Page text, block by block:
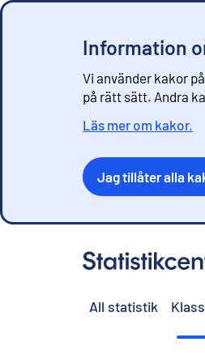
Information
Vi använder kakor
på rätt sätt. Andra
Läs mer om kakor.
Jag tillåter alla
All statistik